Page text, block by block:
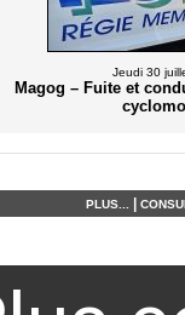
Jeudi 30
Magog – Fuite et
PLUS...